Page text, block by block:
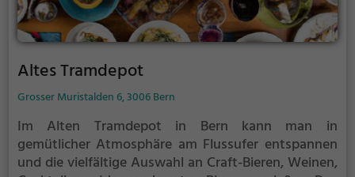
Altes Tramdepot
Grosser Muristalden 6, 3006 Bern
Im Alten Tramdepot in Bern kann man in
gemütlicher Atmosphäre am Flussufer entspannen
und die vielfältige Auswahl an Craft-Bieren, Weinen,